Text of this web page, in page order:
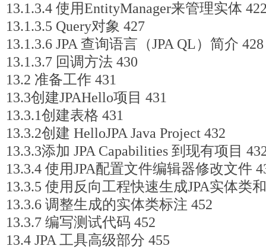
13.1.3.4 使用EntityManager来管理实体
13.1.3.5 Query对象 427
13.1.3.6 JPA 查询语言（JPA QL）简介 428
13.1.3.7 回调方法 430
13.2 准备工作 431
13.3创建JPAHello项目 431
13.3.1创建表格 431
13.3.2创建 HelloJPA Java Project 432
13.3.3添加 JPA Capabilities 到现有项目
13.3.4 使用JPA配置文件编辑器修改文件
13.3.5 使用反向工程快速生成JPA实体类
13.3.6 调整生成的实体类标注 452
13.3.7 编写测试代码 452
13.4 JPA 工具高级部分 455